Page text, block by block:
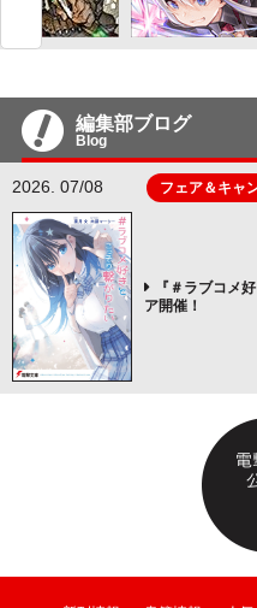
編集部ブログ
Blog
2026. 07/08 フェア＆キャ
『＃ラブコメ
ア開催！